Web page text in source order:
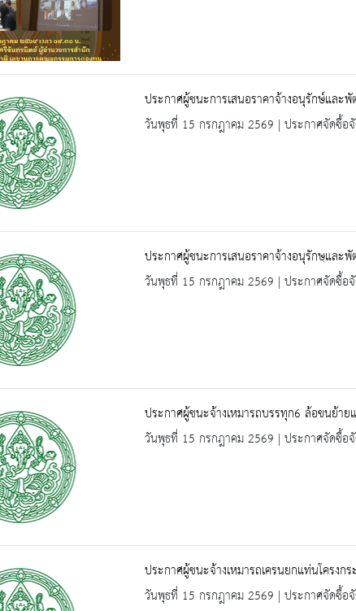
ประกาศผู้ชนะการเสนอราคาจ้างอนุรักษ์และ
วันพุธที่ 15 กรกฎาคม 2569 | ประกาศจัดซื้อ
ประกาศผู้ชนะการเสนอราคาจ้างอนุรักษฺแล
วันพุธที่ 15 กรกฎาคม 2569 | ประกาศจัดซื้อ
ประกาศผู้ชนะจ้างเหมารถบรรทุก6 ล้อขนย้าย
วันพุธที่ 15 กรกฎาคม 2569 | ประกาศจัดซื้อ
ประกาศผู้ชนะจ้างเหมารถเครนยกแท่นโครงก
วันพุธที่ 15 กรกฎาคม 2569 | ประกาศจัดซื้อ